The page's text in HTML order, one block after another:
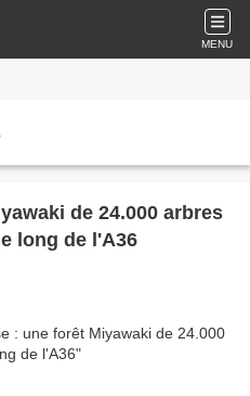
MENU
de 24.000 arbres
long de l'A36